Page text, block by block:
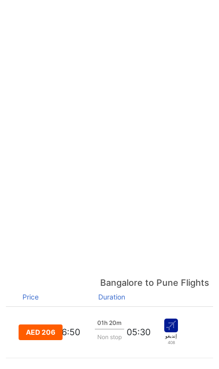
Bangalore to Pune Flights
Duration
Price
إنديغو
408
05:30
01h 20m
Non stop
06:50
AED 206